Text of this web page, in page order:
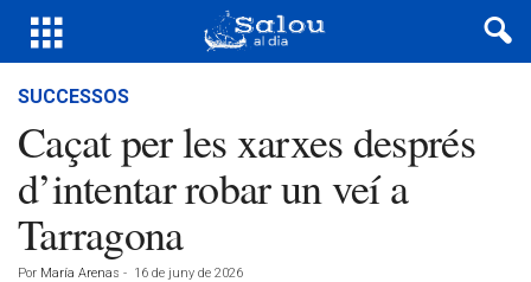
SUCCESSOS
Caçat per les xarxes després
d’intentar robar un veí a
Tarragona
Por María Arenas - 16 de juny de 2026